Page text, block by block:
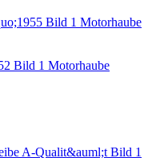
Motorhaube
Motorhaube